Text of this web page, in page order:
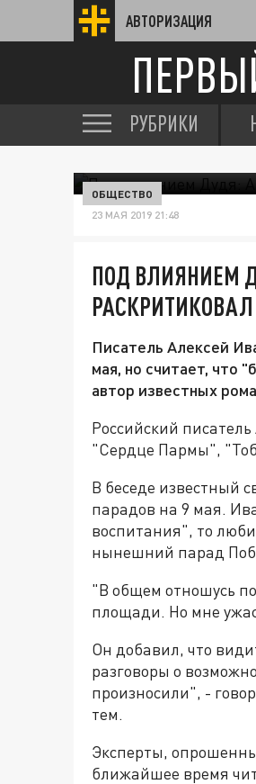
АВТОРИЗАЦИЯ
РУБРИКИ
ОБЩЕСТВО
23 МАЯ 2019 21:48
ПОД ВЛИЯНИЕМ
Писатель Алексей
мая, но считает, что
автор известных
Российский
"Сердце Пармы",
В беседе известный
парадов на 9 мая.
воспитания", то
нынешний парад
"В общем отношусь
площади. Но мне
Он добавил, что
разговоры о
произносили", -
тем.
Эксперты,
ближайшее время